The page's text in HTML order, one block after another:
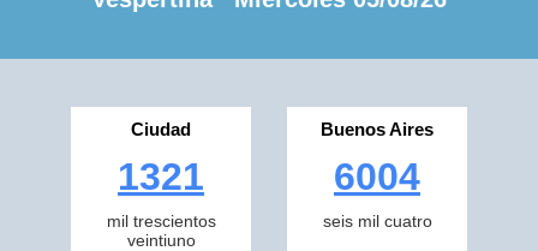
Ciudad
1321
mil trescientos
veintiuno
Buenos Aires
6004
seis mil cuatro